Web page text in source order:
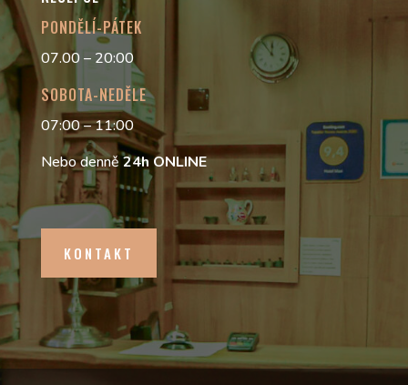
PONDĚLÍ-PÁTEK
07.00 – 20:00
SOBOTA-NEDĚLE
07:00 – 11:00
Nebo denně24h ONLINE
KONTAKT